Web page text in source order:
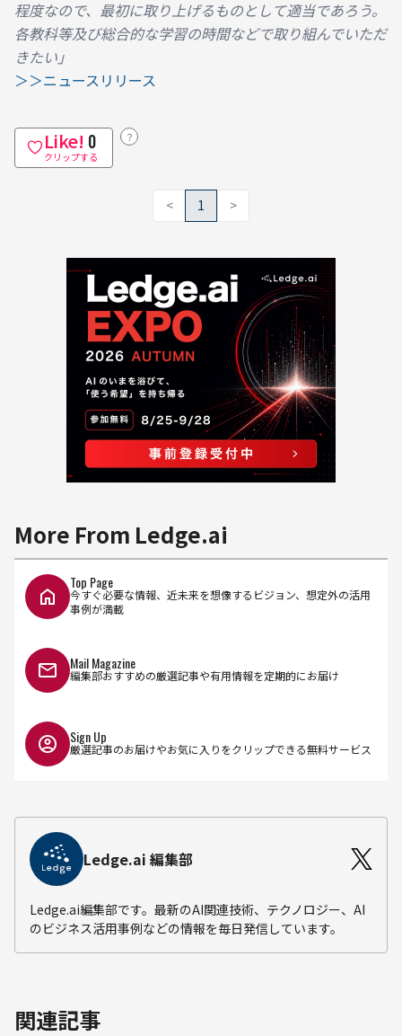
程度なので、最初に取り上げるものとして適当であろう。
各教科等及び総合的な学習の時間などで取り組んでいただ
きたい」
＞＞ニュースリリース
Like! 0
クリップする
？
< 1 >
More From Ledge.ai
Top Page
今すぐ必要な情報、近未来を想像するビジョン、想定外の活用
事例が満載
Mail Magazine
編集部おすすめの厳選記事や有用情報を定期的にお届け
Sign Up
厳選記事のお届けやお気に入りをクリップできる無料サービス
Ledge.ai 編集部
Ledge.ai編集部です。最新のAI関連技術、テクノロジー、AI
のビジネス活用事例などの情報を毎日発信しています。
関連記事